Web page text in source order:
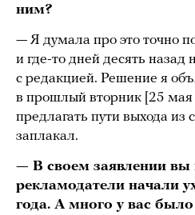
ним?
— Я думала про это точно
и где-то дней десять назад
с редакцией. Решение я
в прошлый вторник [25 мая
предлагать пути выхода из
заплакал.
— В своем заявлении вы
рекламодатели начали
года. А много у вас